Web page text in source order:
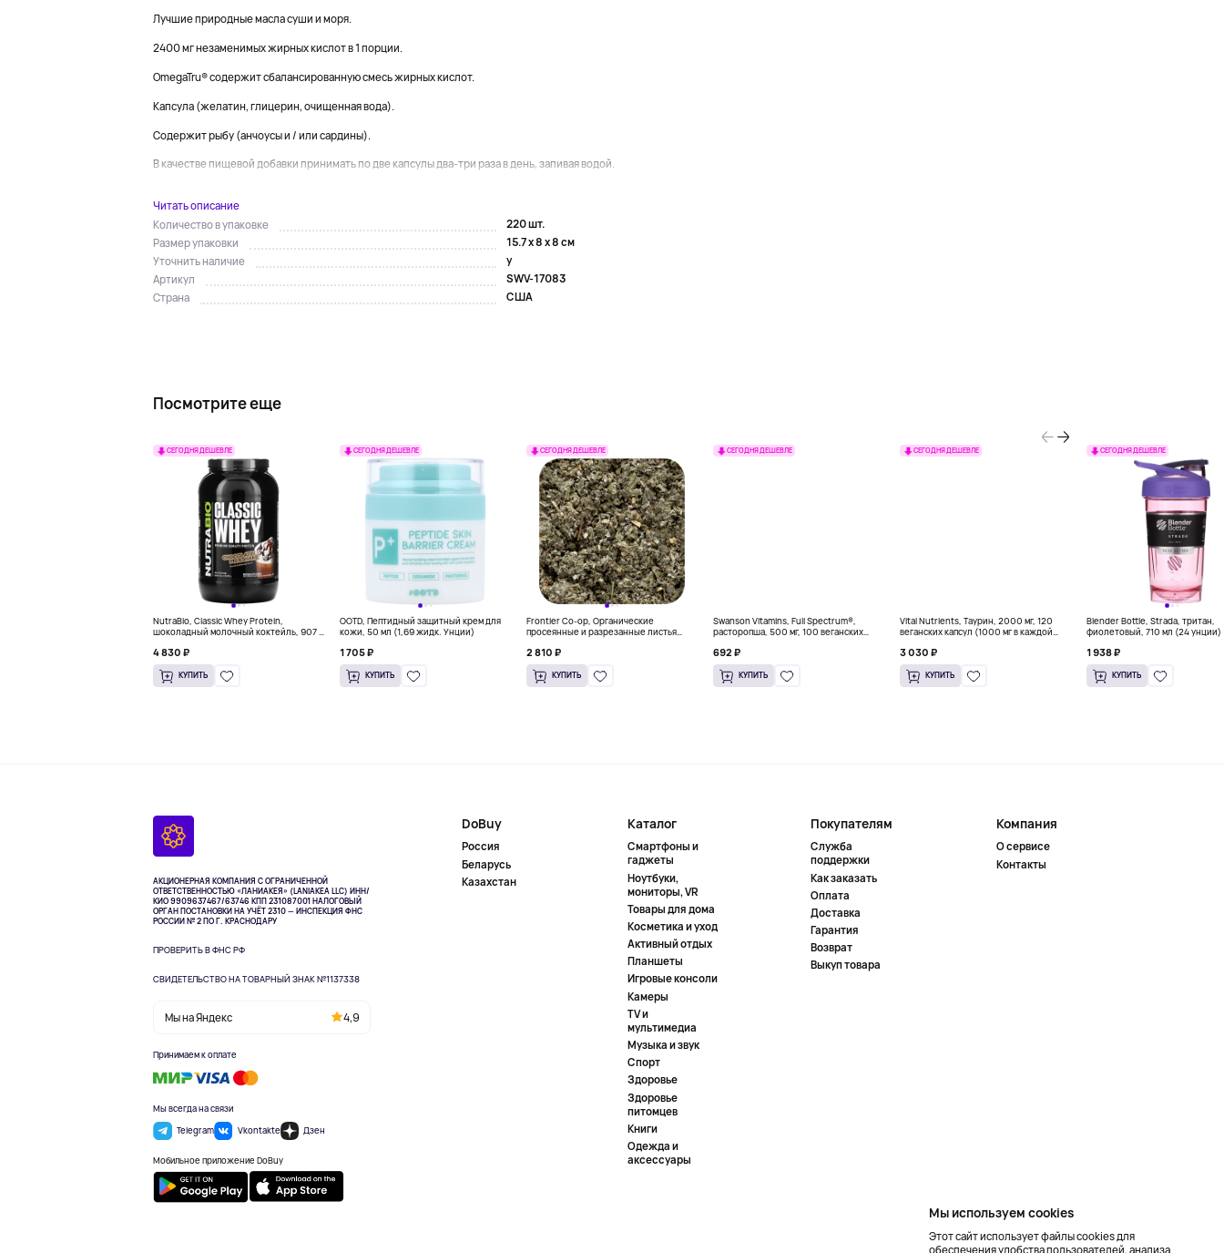
Лучшие природные масла суши и моря.
2400 мг незаменимых жирных кислот в 1 порции.
OmegaTru® содержит сбалансированную смесь жирных кислот.
Капсула (желатин, глицерин, очищенная вода).
Содержит рыбу (анчоусы и / или сардины).
В качестве пищевой добавки принимать по две капсулы два-три раза в день, запивая водой.
Читать описание
Количество в упаковке
220 шт.
Размер упаковки
15.7 x 8 x 8 см
Уточнить наличие
y
Артикул
SWV-17083
Страна
США
Посмотрите еще
СЕГОДНЯ ДЕШЕВЛЕ
NutraBio, Classic Whey Protein,
шоколадный молочный коктейль, 907 г
4 830 ₽
КУПИТЬ
СЕГОДНЯ ДЕШЕВЛЕ
OOTD, Пептидный защитный крем для
кожи, 50 мл (1,69 жидк. Унции)
1 705 ₽
КУПИТЬ
СЕГОДНЯ ДЕШЕВЛЕ
Frontier Co-op, Органические
просеянные и разрезанные листья
2 810 ₽
КУПИТЬ
СЕГОДНЯ ДЕШЕВЛЕ
Swanson Vitamins, Full Spectrum®,
расторопша, 500 мг, 100 веганских
692 ₽
КУПИТЬ
СЕГОДНЯ ДЕШЕВЛЕ
Vital Nutrients, Таурин, 2000 мг, 120
веганских капсул (1000 мг в каждой
3 030 ₽
КУПИТЬ
СЕГОДНЯ ДЕШЕВЛЕ
Blender Bottle, Strada, тритан,
фиолетовый, 710 мл (24 унции)
1 938 ₽
КУПИТЬ
АКЦИОНЕРНАЯ КОМПАНИЯ С ОГРАНИЧЕННОЙ
ОТВЕТСТВЕННОСТЬЮ «ЛАНИАКЕЯ» (LANIAKEA LLC) ИНН/
КИО 9909637467/63746 КПП 231087001НАЛОГОВЫЙ
ОРГАН ПОСТАНОВКИ НА УЧЁТ 2310 — ИНСПЕКЦИЯ ФНС
РОССИИ № 2 ПО Г. КРАСНОДАРУ
ПРОВЕРИТЬ В ФНС РФ
СВИДЕТЕЛЬСТВО НА ТОВАРНЫЙ ЗНАК №1137338
Мы на Яндекс 4,9
Принимаем к оплате
Мы всегда на связи
Telegram
Vkontakte Дзен
Мобильное приложение DoBuy
DoBuy
Россия
Беларусь
Казахстан
Каталог
Смартфоны и
гаджеты
Ноутбуки,
мониторы, VR
Товары для дома
Косметика и уход
Активный отдых
Планшеты
Игровые консоли
Камеры
TV и
мультимедиа
Музыка и звук
Спорт
Здоровье
Здоровье
питомцев
Книги
Одежда и
аксессуары
Покупателям
Служба
поддержки
Как заказать
Оплата
Доставка
Гарантия
Возврат
Выкуп товара
Компания
О сервисе
Контакты
Мы используем cookies
Этот сайт использует файлы cookies для
обеспечения удобства пользователей, анализа